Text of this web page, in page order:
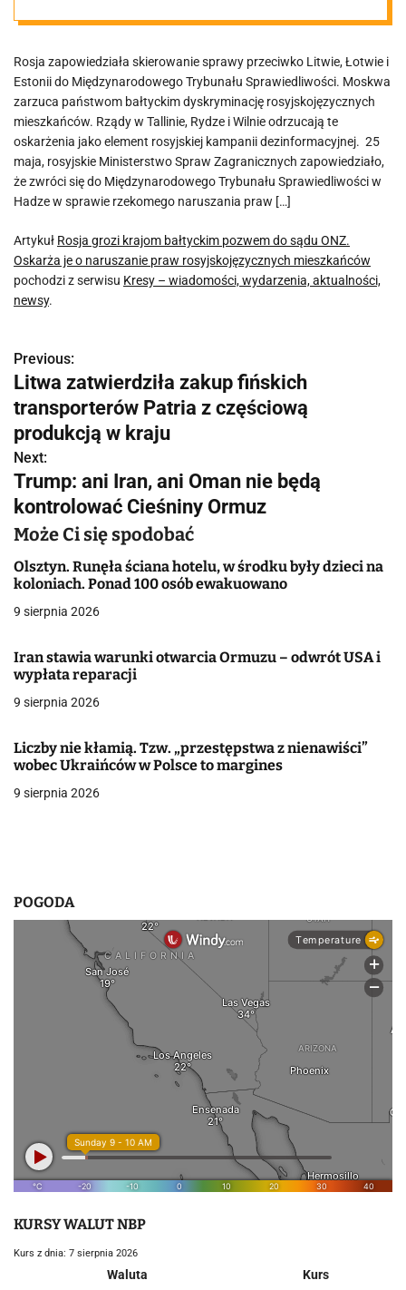
sądu ONZ.
Oskarża je o
naruszanie
praw
rosyjskojęzyczn
ych
Rosja zapowiedziała skierowanie sprawy przeciwko Litwie, Łotwie i
Estonii do Międzynarodowego Trybunału Sprawiedliwości. Moskwa
zarzuca państwom bałtyckim dyskryminację rosyjskojęzycznych
mieszkańców. Rządy w Tallinie, Rydze i Wilnie odrzucają te
oskarżenia jako element rosyjskiej kampanii dezinformacyjnej. 25
maja, rosyjskie Ministerstwo Spraw Zagranicznych zapowiedziało,
że zwróci się do Międzynarodowego Trybunału Sprawiedliwości w
Hadze w sprawie rzekomego naruszania praw […]
Artykuł Rosja grozi krajom bałtyckim pozwem do sądu ONZ.
Oskarża je o naruszanie praw rosyjskojęzycznych mieszkańców
pochodzi z serwisu Kresy – wiadomości, wydarzenia, aktualności,
newsy.
N
a
w
i
g
a
c
j
w
p
i
s
Previous:
Litwa zatwierdziła zakup fińskich
transporterów Patria z częściową
produkcją w kraju
Next:
Trump: ani Iran, ani Oman nie będą
kontrolować Cieśniny Ormuz
Może Ci się spodobać
Olsztyn. Runęła ściana hotelu, w środku były dzieci na
koloniach. Ponad 100 osób ewakuowano
9 sierpnia 2026
Iran stawia warunki otwarcia Ormuzu – odwrót USA i
wypłata reparacji
9 sierpnia 2026
Liczby nie kłamią. Tzw. „przestępstwa z nienawiści”
wobec Ukraińców w Polsce to margines
9 sierpnia 2026
POGODA
KURSY WALUT NBP
Kurs z dnia: 7 sierpnia 2026
Waluta
Kurs